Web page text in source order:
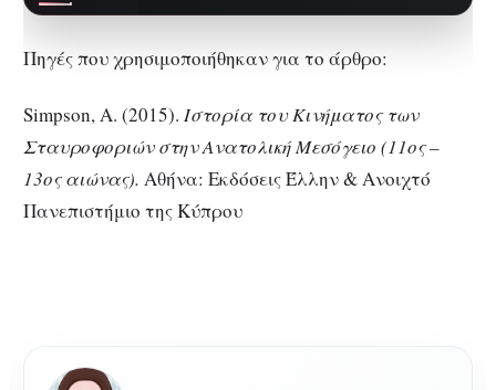
Πηγές που χρησιμοποιήθηκαν για το άρθρο:
Simpson, A. (2015). Ιστορία του Κινήματος των
Σταυροφοριών στην Ανατολική Μεσόγειο (11ος –
13ος αιώνας). Αθήνα: Εκδόσεις Έλλην & Ανοιχτό
Πανεπιστήμιο της Κύπρου